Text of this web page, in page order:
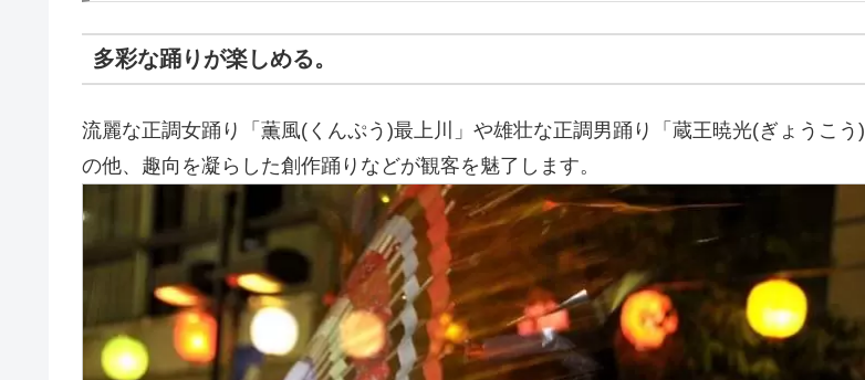
多彩な踊りが楽しめる。
流麗な正調女踊り「薫風(くんぷう)最上川」や雄壮な正調男踊り「蔵王暁光(ぎょうこう)
の他、趣向を凝らした創作踊りなどが観客を魅了します。